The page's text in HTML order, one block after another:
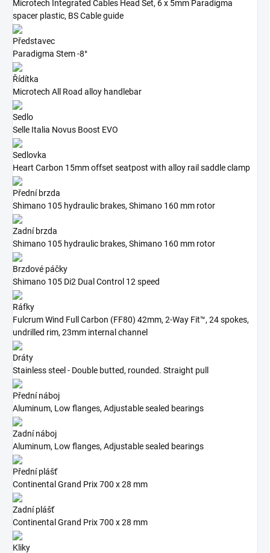
Microtech Integrated Cables Head Set, 6 x 5mm Paradigma
spacer plastic, BS Cable guide
Představec
Paradigma Stem -8°
Řídítka
Microtech All Road alloy handlebar
Sedlo
Selle Italia Novus Boost EVO
Sedlovka
Heart Carbon 15mm offset seatpost with alloy rail saddle clamp
Přední brzda
Shimano 105 hydraulic brakes, Shimano 160 mm rotor
Zadní brzda
Shimano 105 hydraulic brakes, Shimano 160 mm rotor
Brzdové páčky
Shimano 105 Di2 Dual Control 12 speed
Ráfky
Fulcrum Wind Full Carbon (FF80) 42mm, 2-Way Fit™, 24 spokes,
undrilled rim, 23mm internal channel
Dráty
Stainless steel - Double butted, rounded. Straight pull
Přední náboj
Aluminum, Low flanges, Adjustable sealed bearings
Zadní náboj
Aluminum, Low flanges, Adjustable sealed bearings
Přední plášť
Continental Grand Prix 700 x 28 mm
Zadní plášť
Continental Grand Prix 700 x 28 mm
Kliky